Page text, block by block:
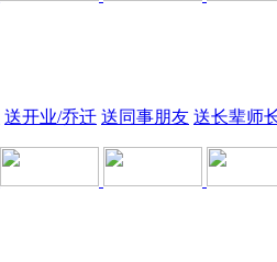
送开业/乔迁 送同事朋友 送长辈师